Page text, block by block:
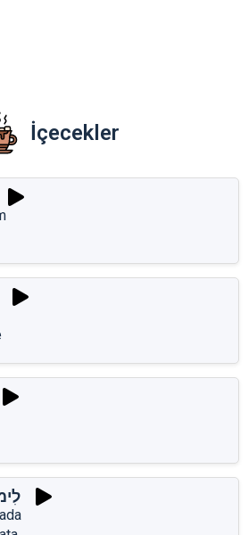
İçecekler